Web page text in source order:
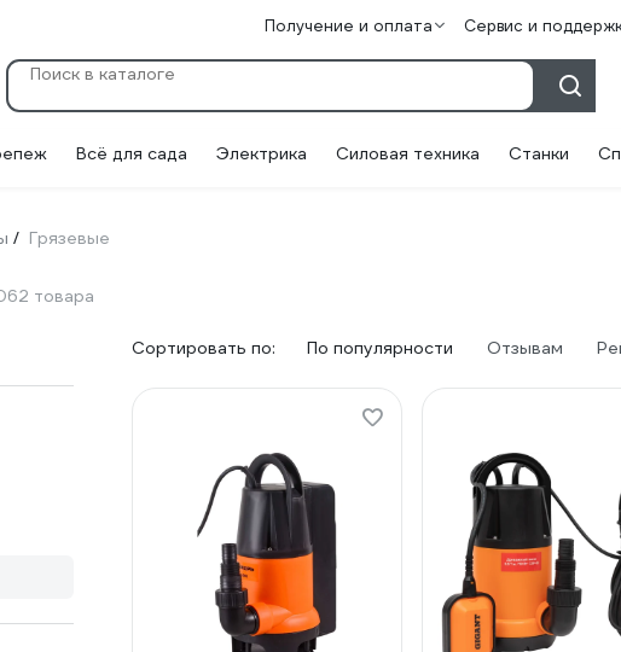
Получение и оплата Сервис и
Всё для сада Электрика Силовая техника Станки
/ Грязевые
товара
Сортировать по: По популярности Отзывам